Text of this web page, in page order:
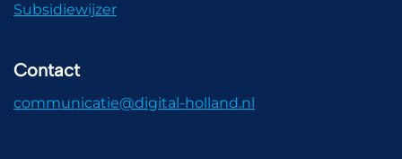
Subsidiewijzer
Contact
communicatie@digital-holland.nl